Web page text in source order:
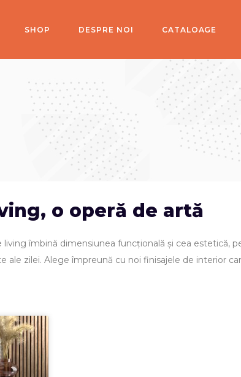
SHOP DESPRE NOI CATALOAGE
o operă de artă
living îmbină dimensiunea funcțională și cea estetică,
ale zilei. Alege împreună cu noi finisajele de interior